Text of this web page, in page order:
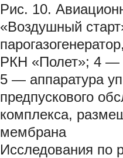
Рис. 10.
«Воздушный
РКН «Полет»; 4 —
5 — аппаратура
предпускового
комплекса,
мембрана
Исследования по